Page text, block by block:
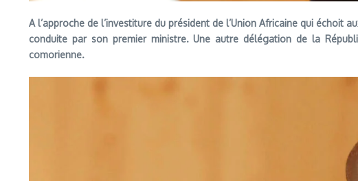
A l’approche de l’investiture du président de l’Union Africaine qui échoit
conduite par son premier ministre. Une autre délégation de la
comorienne.